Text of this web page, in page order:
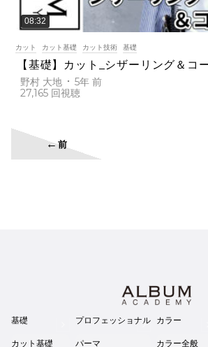
08:32
カット カット基礎 カット技術 基礎
【基礎】カット_シザーリング＆コ
野村 大地
5年 前
27,165
←前
基礎
カット基礎
プロフェッショナル
パーマ
カラー
カラー全般